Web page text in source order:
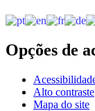
Opções de
Alto contraste
Mapa do site